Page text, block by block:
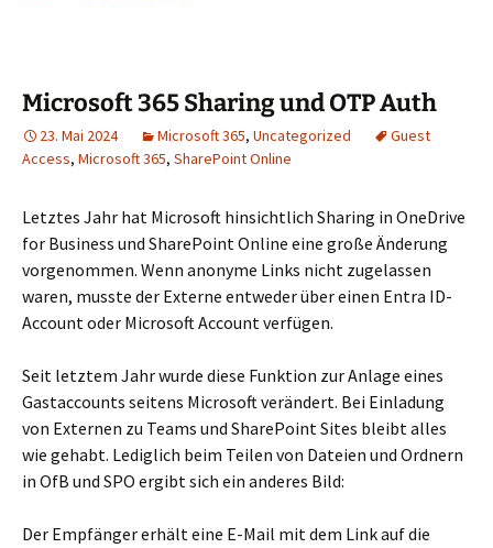
Microsoft 365 Sharing und OTP Auth
23. Mai 2024 Microsoft 365, Uncategorized
Guest
Access, Microsoft 365, SharePoint Online
Letztes Jahr hat Microsoft hinsichtlich Sharing in OneDrive
for Business und SharePoint Online eine große Änderung
vorgenommen. Wenn anonyme Links nicht zugelassen
waren, musste der Externe entweder über einen Entra ID-
Account oder Microsoft Account verfügen.
Seit letztem Jahr wurde diese Funktion zur Anlage eines
Gastaccounts seitens Microsoft verändert. Bei Einladung
von Externen zu Teams und SharePoint Sites bleibt alles
wie gehabt. Lediglich beim Teilen von Dateien und Ordnern
in OfB und SPO ergibt sich ein anderes Bild:
Der Empfänger erhält eine E-Mail mit dem Link auf die